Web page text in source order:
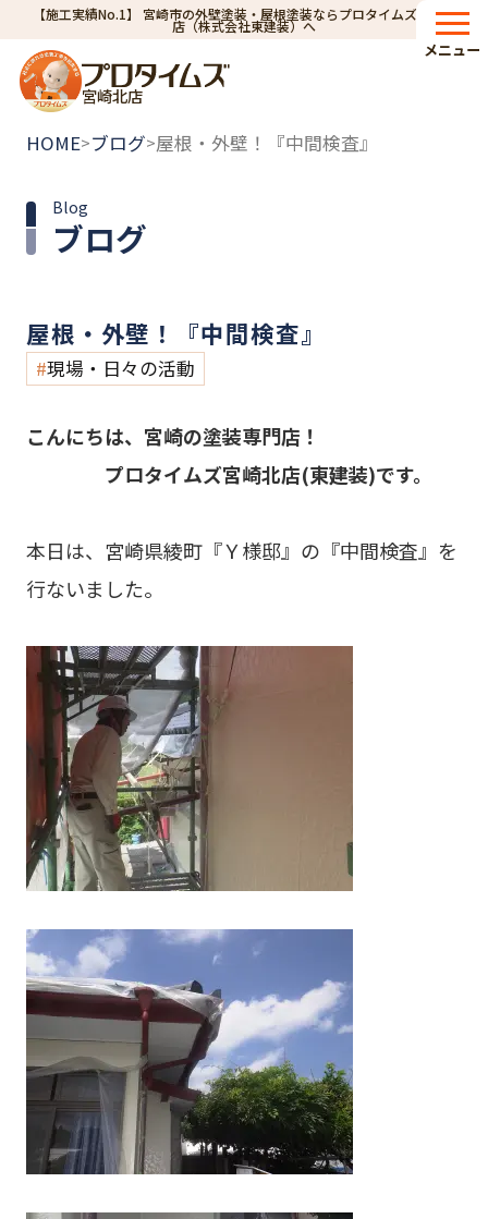
【施工実績No.1】 宮崎市の外壁塗装・屋根塗装ならプロタイムズ宮崎北
店（株式会社東建装）へ
宮崎北店
メニュー
HOME>ブログ>屋根・外壁！『中間検査』
ブログ
Blog
屋根・外壁！『中間検査』
現場・日々の活動
こんにちは、宮崎の塗装専門店！
プロタイムズ宮崎北店(東建装)です。
本日は、宮崎県綾町『Ｙ様邸』の『中間検査』を
行ないました。